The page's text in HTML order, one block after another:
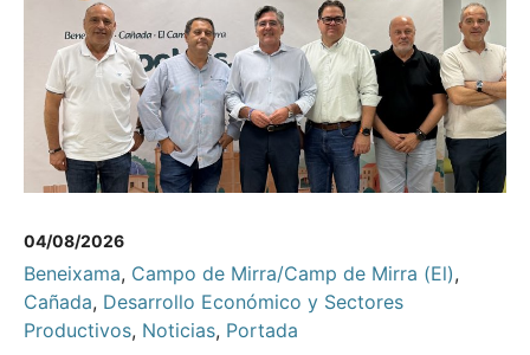
04/08/2026
Beneixama, Campo de Mirra/Camp de Mirra (El),
Cañada, Desarrollo Económico y Sectores
Productivos, Noticias, Portada